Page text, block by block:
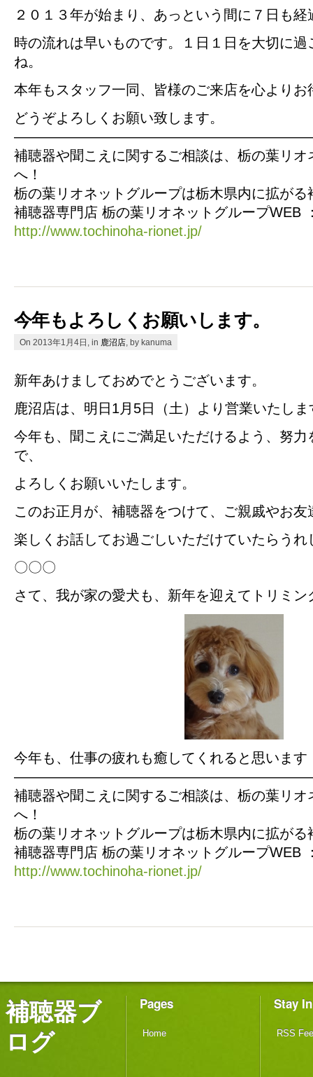
２０１３年が始まり、あっという間に７日も
時の流れは早いものです。１日１日を大切に
ね。
本年もスタッフ一同、皆様のご来店を心よりお
どうぞよろしくお願い致します。
補聴器や聞こえに関するご相談は、栃の葉リオ
へ！
栃の葉リオネットグループは栃木県内に拡がる
補聴器専門店 栃の葉リオネットグループWEB
http://www.tochinoha-rionet.jp/
今年もよろしくお願いします。
On 2013年1月4日, in 鹿沼店 , by kanuma
新年あけましておめでとうございます。
鹿沼店は、明日1月5日（土）より営業いたしま
今年も、聞こえにご満足いただけるよう、努力
で、
よろしくお願いいたします。
このお正月が、補聴器をつけて、ご親戚やお友
楽しくお話してお過ごしいただけていたらうれ
〇〇〇
さて、我が家の愛犬も、新年を迎えてトリミン
今年も、仕事の疲れも癒してくれると思います
補聴器や聞こえに関するご相談は、栃の葉リオ
へ！
栃の葉リオネットグループは栃木県内に拡がる
補聴器専門店 栃の葉リオネットグループWEB
http://www.tochinoha-rionet.jp/
補聴器ブ
ログ
Pages
Home
Stay
RSS